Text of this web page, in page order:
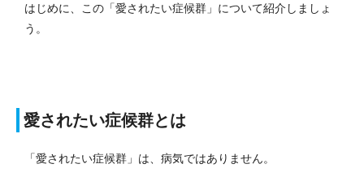
はじめに、この「愛されたい症候群」について紹介しましょ
う。
愛されたい症候群とは
「愛されたい症候群」は、病気ではありません。